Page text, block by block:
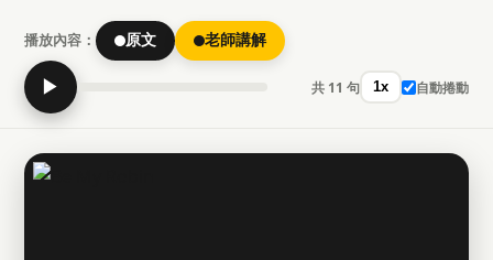
播放內容： 原文 老師講解
▶ 共 11 句 1x 自動捲動